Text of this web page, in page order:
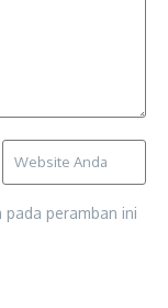
pada peramban ini